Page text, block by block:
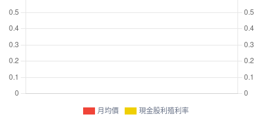
月均價 現金股利殖利率